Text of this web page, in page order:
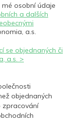
osobní údaje
a dalších
a.s.
se objednaných či
a.s. >
objednaných
zpracování